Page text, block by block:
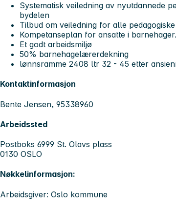
Systematisk veiledning av nyutdannede
bydelen
Tilbud om veiledning for alle
Kompetanseplan for ansatte i barnehager.
Et godt arbeidsmiljø
50% barnehagelærerdekning
lønnsramme 2408 ltr 32 - 45 etter
Kontaktinformasjon
Bente Jensen, 95338960
Arbeidssted
Postboks 6999 St. Olavs plass
0130 OSLO
Nøkkelinformasjon:
Arbeidsgiver: Oslo kommune